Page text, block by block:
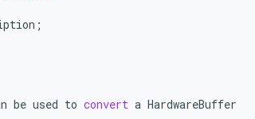
;
be used to convert a HardwareBuffer